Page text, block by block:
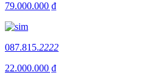
79.000.000 ₫
087.815.2222
22.000.000 ₫